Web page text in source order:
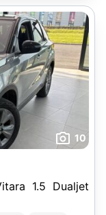
10
1.5 Dualjet